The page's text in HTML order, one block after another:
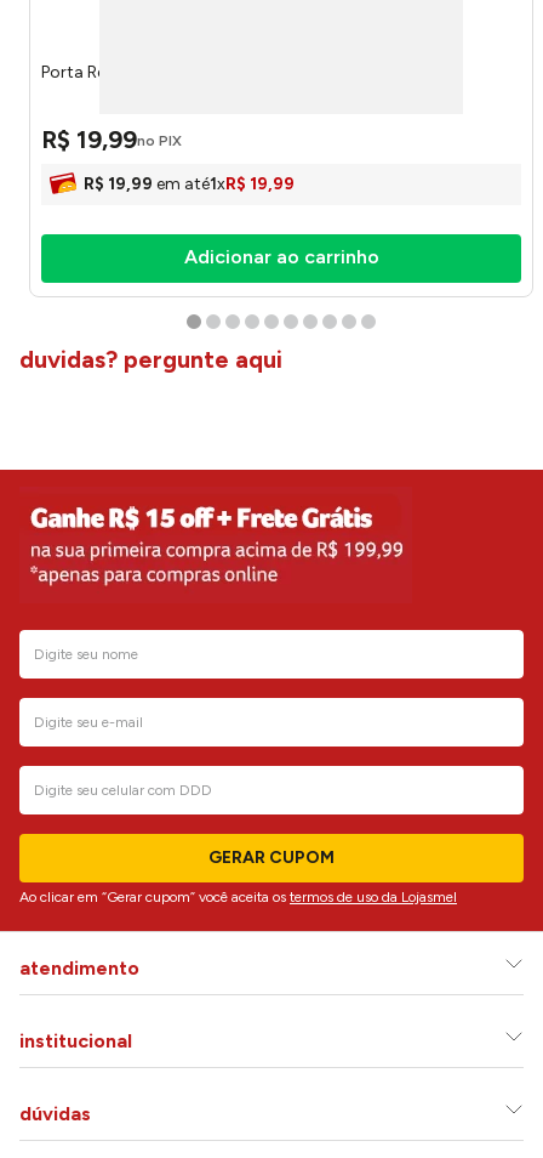
Porta Retrato Enjoy Azul Mdf 15 X 20cm 222829 - Lyor
R$ 19,99no PIX
R$ 19,99 em até1xR$ 19,99
Adicionar ao carrinho
duvidas? pergunte aqui
GERAR CUPOM
Ao clicar em “Gerar cupom” você aceita os termos de uso da Lojasmel
atendimento
institucional
dúvidas